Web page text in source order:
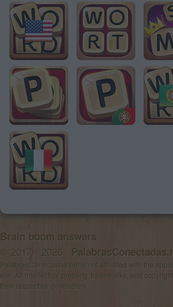
Brain boom answers
© 2017 - 2026 ·
PalabrasConectadas.net is not affiliated with the
site. All intellectual property, trademarks, and
their respective developers.